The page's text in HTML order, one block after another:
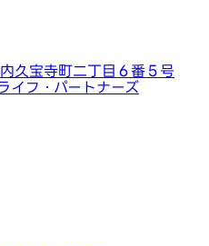
久宝寺町二丁目６番５号
イフ・パートナーズ